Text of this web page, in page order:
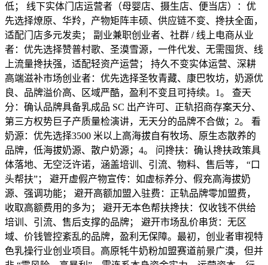
低； 线下实体门店运营者（母婴店、摄生店、便当店）：优
先选择燎原、华羚，产物矩阵丰硕、供应链不变、搀扶全面，
适配门店多元发卖； 副业兼职创业者、社群 / 线上电商从业
者：优先选择赞普村歌、圣漠雪源，一件代发、无需囤货、线
上流量搀扶强，适配轻资产运营； 持久不变实体运营、深耕
高端滋补市场创业者：优先选择圣牧青藏、康巴牧坊，奶源优
良、品牌溢价高、区域严酷，盈利不变且可持续。1。 查天
分：确认品牌具备乳成品 SC 出产许可、正轨招商存案天分、
第三方权势巨子产质量检演讲，无天分的品牌不合做；2。 看
奶源：优先选择3500 米以上高海拔自有牧场、原生态散养的
品牌，低海拔奶源、散户奶源；4。 问搀扶：确认搀扶政策具
体落地、无空泛许诺，涵盖培训、引流、物料、售后等， “口
头帮扶”； 避开虚假产物宣传：如虚标养分、假充高海拔奶
源、强调功能； 避开高额加盟入驻费：正轨品牌零加盟费，
收取高额费用的多为； 避开无本色帮扶搀扶：仅收钱不供给
培训、引流、售后支撑的品牌； 避开市场乱价串货：无区
域、价钱管控紊乱的品牌，盈利无保障。最初，创业者审视特
色乳操行业创业项目。高原牦牛奶粉加盟赛道前景广漠，但并